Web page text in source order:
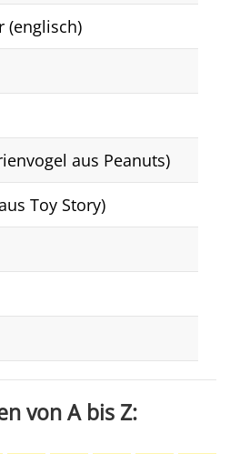
(englisch)
aus Peanuts)
Toy Story)
von A bis Z: